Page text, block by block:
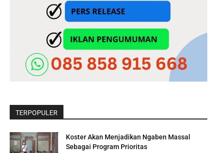
TERPOPULER
Koster Akan Menjadikan Ngaben Massal
Sebagai Program Prioritas